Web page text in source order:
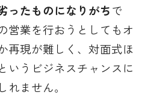
ったものになりがちで
営業を行おうとしてもオ
再現が難しく、対面式ほ
いうビジネスチャンスに
ません。